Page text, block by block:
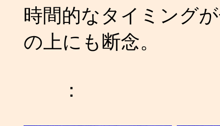
時間的なタイミング
の上にも断念。
：